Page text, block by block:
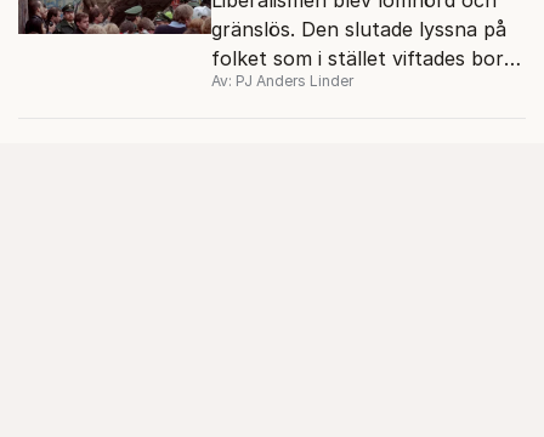
gränslös. Den slutade lyssna på
folket som i stället viftades bort
och misstänkliggjordes. Men kan
Av: PJ Anders Linder